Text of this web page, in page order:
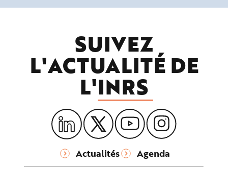
SUIVEZ
L'ACTUALITÉ DE
L'INRS
Actualités Agenda